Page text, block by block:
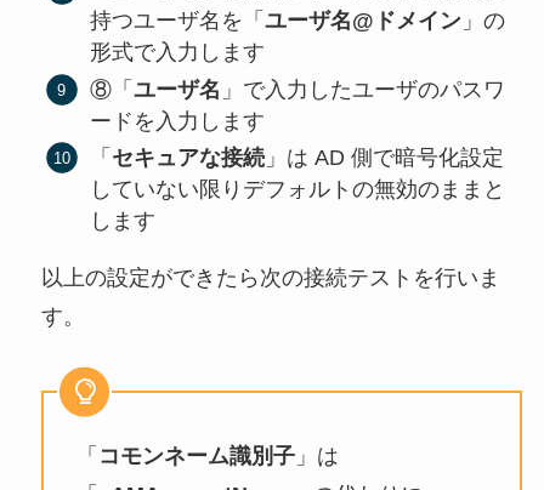
持つユーザ名を「ユーザ名@ドメイン 」の
形式で入力します
⑧「ユーザ名 」で入力したユーザのパスワ
ードを入力します
「 セキュアな接続 」は AD 側で暗号化設定
していない限りデフォルトの無効のままと
します
以上の設定ができたら次の接続テストを行いま
す。
「 コモンネーム識別子」は